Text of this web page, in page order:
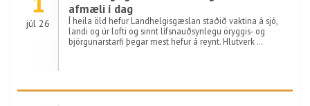
júl 26
afmæli í dag
Í heila öld hefur Landhelgisgæslan staðið vaktina á sjó,
landi og úr lofti og sinnt lífsnauðsynlegu öryggis- og
björgunarstarfi þegar mest hefur á reynt. Hlutverk …